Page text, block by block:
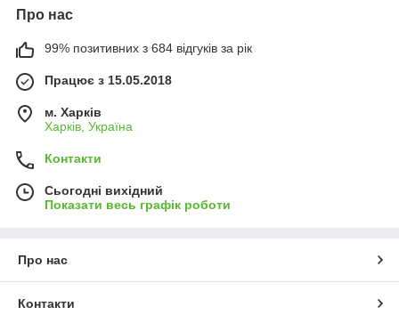
Про нас
99% позитивних з 684 відгуків за рік
Працює з 15.05.2018
м. Харків
Харків, Україна
Контакти
Сьогодні вихідний
Показати весь графік роботи
Про нас
Контакти